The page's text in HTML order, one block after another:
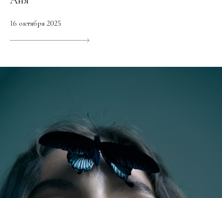
16 октября 2025